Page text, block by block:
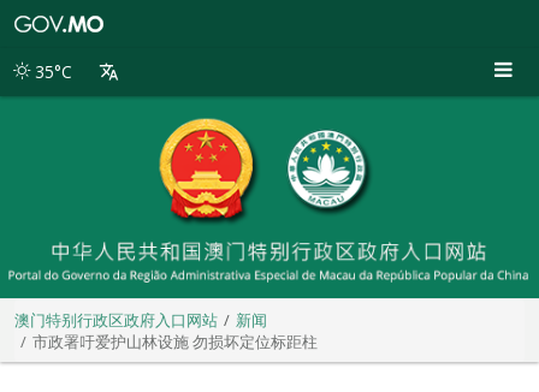
别
35°C
澳门特别行政区政府入口网站
新闻
市政署吁爱护山林设施 勿损坏定位标距柱